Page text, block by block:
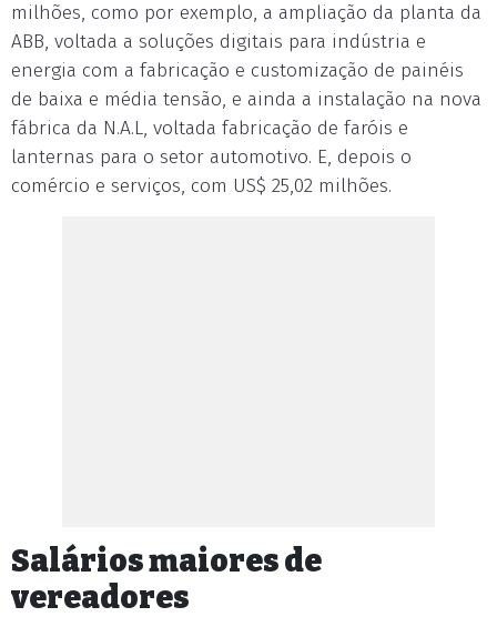
milhões, como por exemplo, a ampliação da planta da
ABB, voltada a soluções digitais para indústria e
energia com a fabricação e customização de painéis
de baixa e média tensão, e ainda a instalação na nova
fábrica da N.A.L, voltada fabricação de faróis e
lanternas para o setor automotivo. E, depois o
comércio e serviços, com US$ 25,02 milhões.
Salários maiores de
vereadores